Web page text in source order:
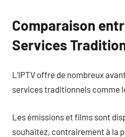
Comparaison
Services
L’IPTV offre de nombreux
services traditionnels comme
Les émissions et films sont
souhaitez, contrairement à la